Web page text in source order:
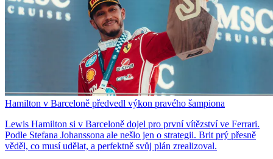
Hamilton v Barceloně předvedl výkon pravého šampiona
Lewis Hamilton si v Barceloně dojel pro první vítězství ve Ferrari.
Podle Stefana Johanssona ale nešlo jen o strategii. Brit prý přesně
věděl, co musí udělat, a perfektně svůj plán zrealizoval.